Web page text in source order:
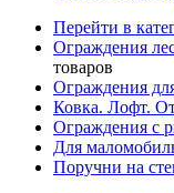
Перейти в
Ограждения
товаров
Ограждения
Ковка. Лофт.
Ограждения с
Для
Поручни на